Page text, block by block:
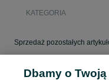
KATEGORIA
Mapa kategorii
Dbamy o